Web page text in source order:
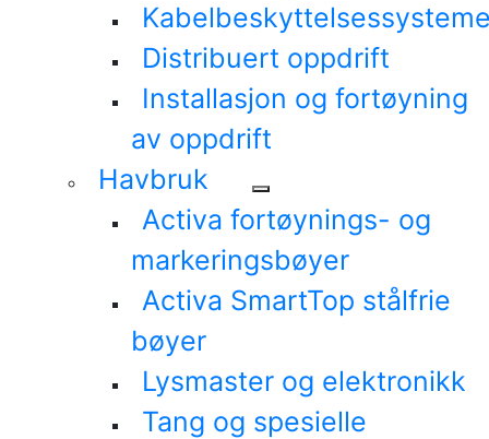
Distribuert oppdrift
Installasjon og fortøyning
av oppdrift
Havbruk
Activa fortøynings- og
markeringsbøyer
Activa SmartTop stålfrie
bøyer
Lysmaster og elektronikk
Tang og spesielle